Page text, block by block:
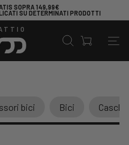
SOPRA 149,99€
SU DETERMINATI PRODOTTI
bici Bici Caschi